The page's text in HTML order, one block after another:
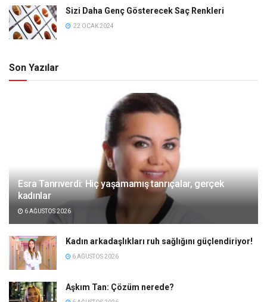
Sizi Daha Genç Gösterecek Saç Renkleri
22 OCAK 2024
Son Yazılar
Esra Tanrıverdi: Hiç yaşamamış tanrıçalar, gerçek
kadınlar
6 AĞUSTOS 2026
Kadın arkadaşlıkları ruh sağlığını güçlendiriyor!
6 AĞUSTOS 2026
Aşkım Tan: Çözüm nerede?